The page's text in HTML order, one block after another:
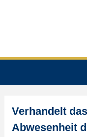
Verhandelt
Abwesenheit